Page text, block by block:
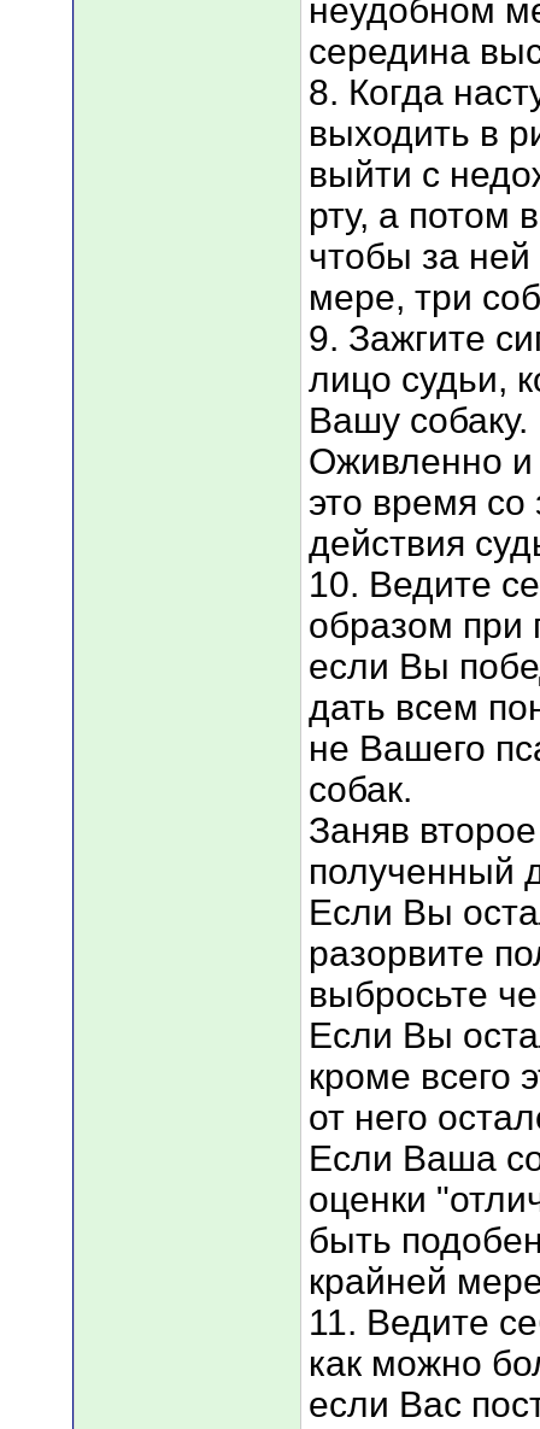
неудобном
середина
8. Когда
выходить в
выйти с
рту, а потом
чтобы за
мере, три
9. Зажгите
лицо судьи,
Вашу собаку.
Оживленно и
это время
действия
10. Ведите
образом при
если Вы
дать всем
не Вашего
собак.
Заняв
полученный
Если Вы
разорвите
выбросьте
Если Вы
кроме всего
от него
Если Ваша
оценки
быть
крайней
11. Ведите
как можно
если Вас